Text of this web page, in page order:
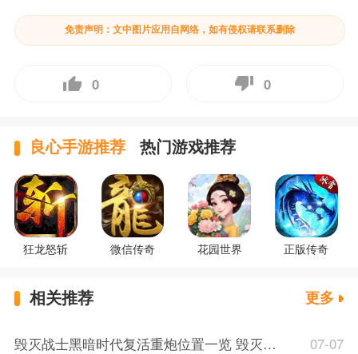
免责声明：文中图片应用自网络，如有侵权请联系删除
0 0
良心手游推荐 热门游戏推荐
狂龙怒斩 微信传奇 花园世界 正版传奇
相关推荐 更多
毁灭战士黑暗时代复活重炮位置一览 毁灭战士黑暗时代复活关卡重炮在哪 07-07